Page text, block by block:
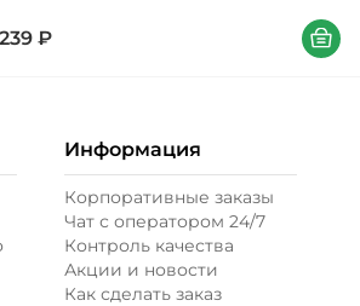
239 ₽ В
Информация
Корпоративные заказы
Чат с оператором 24/7
Контроль качества
Акции и новости
Как сделать заказ